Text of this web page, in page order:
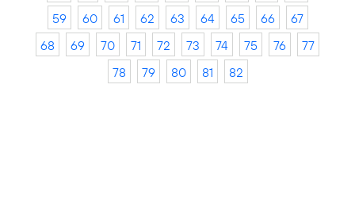
59
60 61 62 63 64 65 66
67
68
69 70 71 72 73 74 75 76
77
78
79 80 81 82